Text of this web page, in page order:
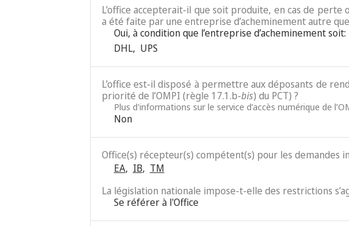
L’office accepterait-il que soit produite, en cas de
a été faite par une entreprise d’acheminement autre
Oui, à condition que l’entreprise d’acheminement soit:
DHL, UPS
L’office est-il disposé à permettre aux déposants de
priorité de l’OMPI (règle 17.1.b-bis) du PCT) ?
Plus d'informations sur le service d’accès numérique de
Non
Office(s) récepteur(s) compétent(s) pour les demandes
EA, IB, TM
La législation nationale impose-t-elle des restrictions
Se référer à l'Office